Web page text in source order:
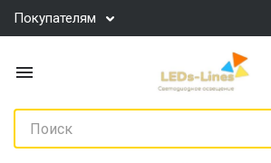
Покупателям